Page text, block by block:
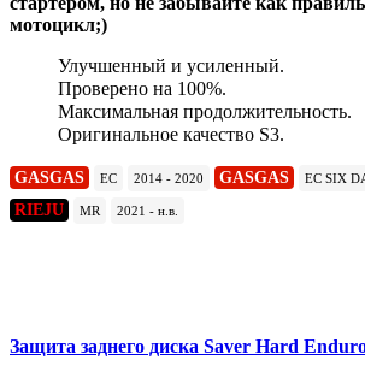
мотоцикл;)
Улучшенный и усиленный.
Проверено на 100%.
Максимальная продолжительность.
Оригинальное качество S3.
GASGAS EC 2014 - 2020 GASGAS EC SIX
RIEJU MR 2021 - н.в.
Защита заднего диска Saver Hard